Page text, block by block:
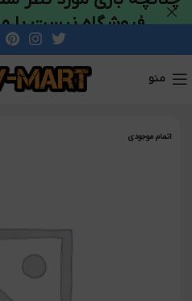
منو
اتمام موجودی
فروشگاه نیست با